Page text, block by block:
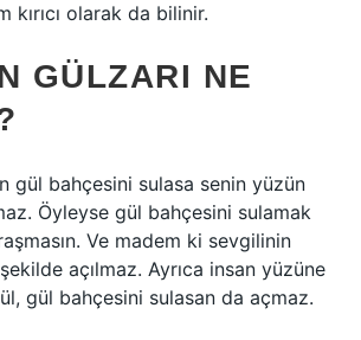
kırıcı olarak da bilinir.
GÜLZARI NE
gül bahçesini sulasa senin yüzün
Öyleyse gül bahçesini sulamak
Ve madem ki sevgilinin
açılmaz. Ayrıca insan yüzüne
gül bahçesini sulasan da açmaz.